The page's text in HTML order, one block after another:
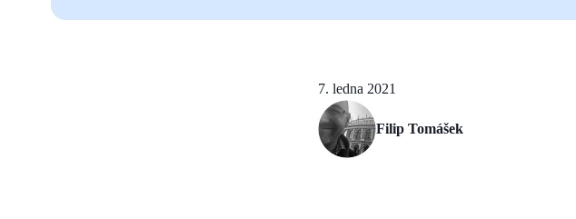
7. ledna 2021
Filip Tomášek